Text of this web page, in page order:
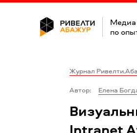
Медиа
по
Журнал
Автор: Елена